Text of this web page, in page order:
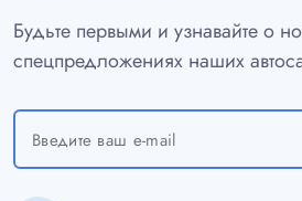
Будьте первыми и узнавайте о
спецпредложениях наших